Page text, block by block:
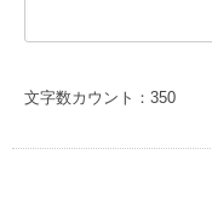
文字数カウント： 350